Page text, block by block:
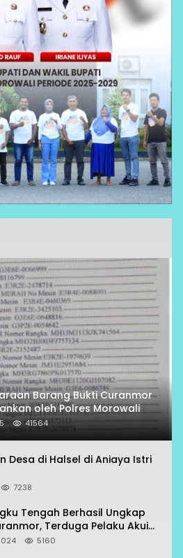
Barang Bukti Curanmor
oleh Polres Morowali
41564
Desa di Halsel di Aniaya Istri
7238
Tengah Berhasil Ungkap
Terduga Pelaku Akui
Lokasi 5160